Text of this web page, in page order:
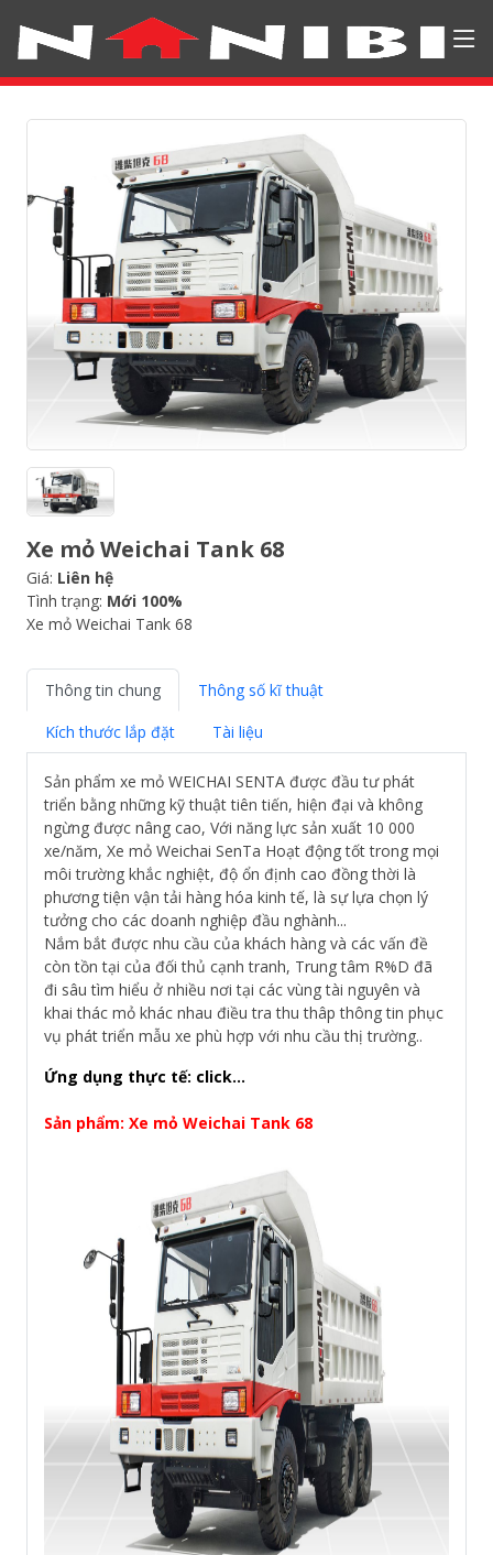
Xe mỏ Weichai Tank 68
Giá: Liên hệ
Tình trạng: Mới 100%
Xe mỏ Weichai Tank 68
Thông tin chung
Thông số kĩ thuật
Kích thước lắp đặt
Tài liệu
Sản phẩm xe mỏ WEICHAI SENTA được đầu tư phát
triển bằng những kỹ thuật tiên tiến, hiện đại và không
ngừng được nâng cao, Với năng lực sản xuất 10 000
xe/năm, Xe mỏ Weichai SenTa Hoạt động tốt trong mọi
môi trường khắc nghiệt, độ ổn định cao đồng thời là
phương tiện vận tải hàng hóa kinh tế, là sự lựa chọn lý
tưởng cho các doanh nghiệp đầu nghành...
Nắm bắt được nhu cầu của khách hàng và các vấn đề
còn tồn tại của đối thủ cạnh tranh, Trung tâm R%D đã
đi sâu tìm hiểu ở nhiều nơi tại các vùng tài nguyên và
khai thác mỏ khác nhau điều tra thu thâp thông tin phục
vụ phát triển mẫu xe phù hợp với nhu cầu thị trường..
Ứng dụng thực tế: click...
Sản phẩm: Xe mỏ Weichai Tank 68